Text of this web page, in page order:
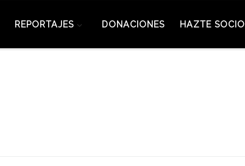
REPORTAJES DONACIONES HAZTE SOCIO